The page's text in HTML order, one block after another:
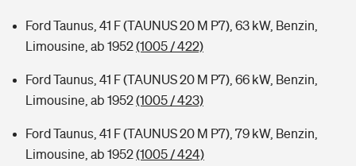
Ford Taunus, 41 F (TAUNUS 20 M P7), 63 kW, Benzin,
Limousine, ab 1952(1005 / 422)
Ford Taunus, 41 F (TAUNUS 20 M P7), 66 kW, Benzin,
Limousine, ab 1952(1005 / 423)
Ford Taunus, 41 F (TAUNUS 20 M P7), 79 kW, Benzin,
Limousine, ab 1952(1005 / 424)